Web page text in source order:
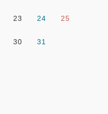
23 24 25
30 31